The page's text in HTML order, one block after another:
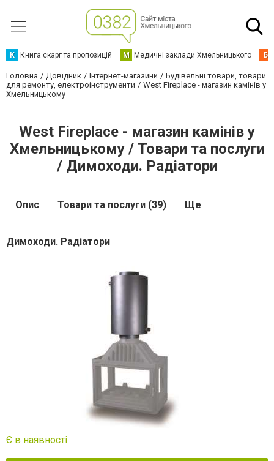
К Книга скарг та пропозицій М Медичні заклади Хмельницького Б
Головна Довідник Інтернет-магазини
Будівельні товари, товари
для ремонту, електроінструменти
West Fireplace - магазин камінів у
Хмельницькому
West Fireplace - магазин камінів у
Хмельницькому / Товари та послуги
/ Димоходи. Радіатори
Опис Товари та послуги (39) Ще
Димоходи. Радіатори
Є в наявності